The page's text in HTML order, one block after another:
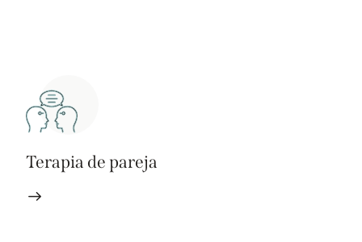
Terapia de pareja